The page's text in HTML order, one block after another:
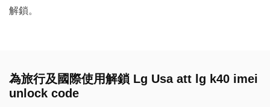
解鎖。
為旅行及國際使用解鎖 Lg Usa att lg k40 imei
unlock code